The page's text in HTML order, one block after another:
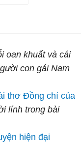
oan khuất và cái
con gái Nam
thơ Đồng chí của
lính trong bài
hiện đại